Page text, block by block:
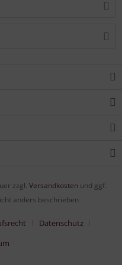
zzgl. Versandkosten und ggf.
anders beschrieben
Datenschutz